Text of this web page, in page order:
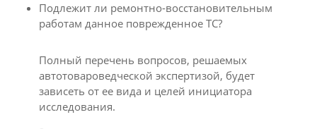
Подлежит ли ремонтно-восстановительным
работам данное поврежденное ТС?
Полный перечень вопросов, решаемых
автотовароведческой экспертизой, будет
зависеть от ее вида и целей инициатора
исследования.